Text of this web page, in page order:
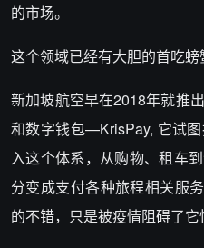
的市场。
这个领域已经有大胆的首吃螃
新加坡航空早在2018年就推
和数字钱包—KrisPay, 它试
入这个体系，从购物、租车
分变成支付各种旅程相关服
的不错，只是被疫情阻碍了它